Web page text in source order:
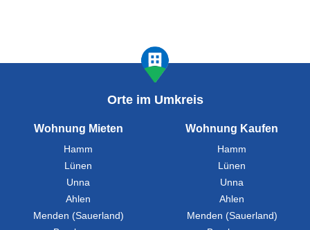
Orte im Umkreis
Wohnung Mieten
Hamm
Lünen
Unna
Ahlen
Menden (Sauerland)
Wohnung Kaufen
Hamm
Lünen
Unna
Ahlen
Menden (Sauerland)